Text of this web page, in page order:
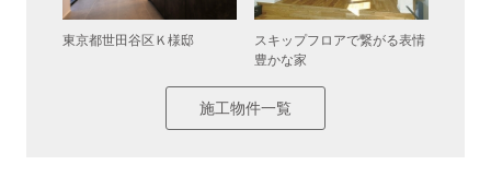
東京都世田谷区Ｋ様邸
スキップフロアで繋がる表情
豊かな家
施工物件一覧